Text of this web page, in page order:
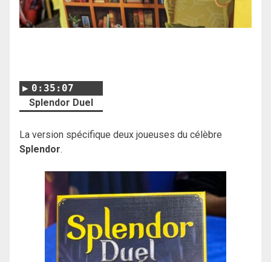
0:35:07
Splendor Duel
La version spécifique deux joueuses du célèbre
Splendor.